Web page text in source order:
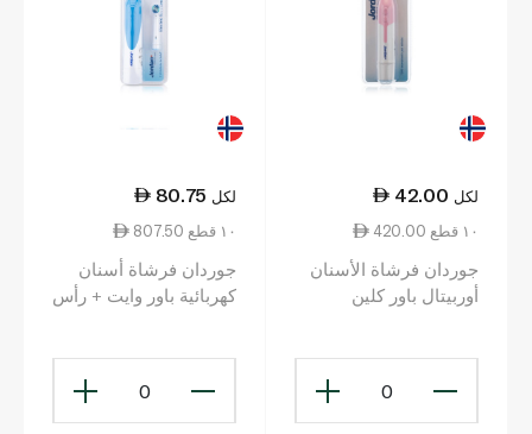
42.00 لكل
420.00 ١٠ قطع
جوردان فرشاة الأسنان
أوربيتال باور كلين
0
80.75 لكل
807.50 ١٠ قطع
جوردان فرشاة أسنان
كهربائية باور وايت + رأس
0